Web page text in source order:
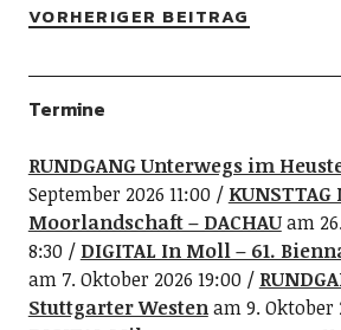
VORHERIGER BEITRAG
Termine
RUNDGANG Unterwegs im
September 2026 11:00
Moorlandschaft – DACHAUam
8:30
DIGITAL In Moll – 61.
am 7. Oktober 2026 19:00
Stuttgarter Westenam 9. Oktober